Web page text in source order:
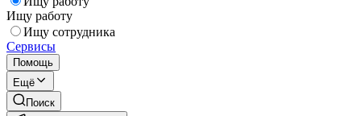
Ищу работу
Ищу сотрудника
Сервисы
Помощь
Ещё
Поиск